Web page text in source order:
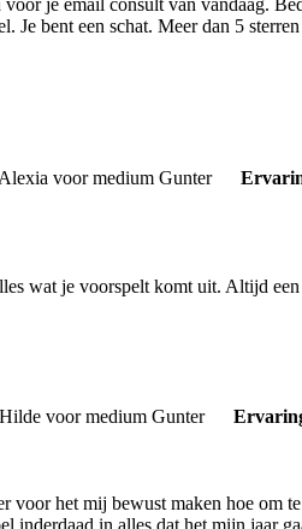
je email consult van vandaag.
Je bent een schat. Meer dan 5
wat je voorspelt komt uit. Altijd
voor het mij bewust maken hoe om
inderdaad in alles dat het mijn jaar